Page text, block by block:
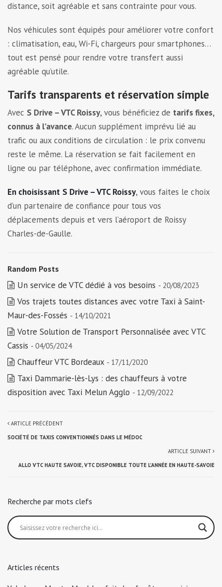
distance, soit agréable et sans contrainte pour vous.
Nos véhicules sont équipés pour améliorer votre confort
: climatisation, eau, Wi-Fi, chargeurs pour smartphones…
tout est pensé pour rendre votre transfert aussi
agréable qu’utile.
Tarifs transparents et réservation simple
Avec S Drive – VTC Roissy, vous bénéficiez de tarifs fixes,
connus à l’avance. Aucun supplément imprévu lié au
trafic ou aux conditions de circulation : le prix convenu
reste le même. La réservation se fait facilement en
ligne ou par téléphone, avec confirmation immédiate.
En choisissant S Drive – VTC Roissy, vous faites le choix
d’un partenaire de confiance pour tous vos
déplacements depuis et vers l’aéroport de Roissy
Charles-de-Gaulle.
Random Posts
Un service de VTC dédié à vos besoins - 20/08/2023
Vos trajets toutes distances avec votre Taxi à Saint-
Maur-des-Fossés - 14/10/2021
Votre Solution de Transport Personnalisée avec VTC
Cassis - 04/05/2024
Chauffeur VTC Bordeaux - 17/11/2020
Taxi Dammarie-lès-Lys : des chauffeurs à votre
disposition avec Taxi Melun Agglo - 12/09/2022
ARTICLE PRÉCÉDENT
SOCIÉTÉ DE TAXIS CONVENTIONNÉS DANS LE MÉDOC
ARTICLE SUIVANT
ALLO VTC HAUTE SAVOIE, VTC DISPONIBLE TOUTE L’ANNÉE EN HAUTE-SAVOIE
Recherche par mots clefs
Articles récents